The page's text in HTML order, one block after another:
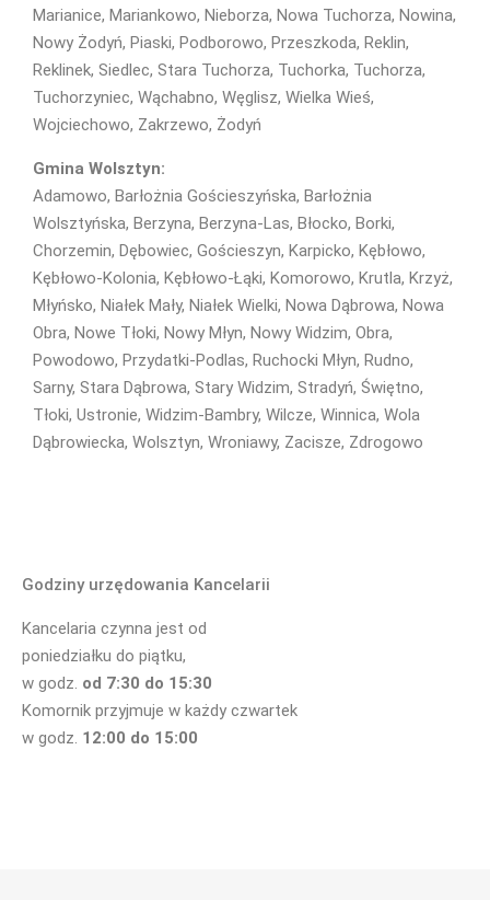
Marianice, Mariankowo, Nieborza, Nowa Tuchorza, Nowina,
Nowy Żodyń, Piaski, Podborowo, Przeszkoda, Reklin,
Reklinek, Siedlec, Stara Tuchorza, Tuchorka, Tuchorza,
Tuchorzyniec, Wąchabno, Węglisz, Wielka Wieś,
Wojciechowo, Zakrzewo, Żodyń
Gmina Wolsztyn:
Adamowo, Barłożnia Gościeszyńska, Barłożnia
Wolsztyńska, Berzyna, Berzyna-Las, Błocko, Borki,
Chorzemin, Dębowiec, Gościeszyn, Karpicko, Kębłowo,
Kębłowo-Kolonia, Kębłowo-Łąki, Komorowo, Krutla, Krzyż,
Młyńsko, Niałek Mały, Niałek Wielki, Nowa Dąbrowa, Nowa
Obra, Nowe Tłoki, Nowy Młyn, Nowy Widzim, Obra,
Powodowo, Przydatki-Podlas, Ruchocki Młyn, Rudno,
Sarny, Stara Dąbrowa, Stary Widzim, Stradyń, Świętno,
Tłoki, Ustronie, Widzim-Bambry, Wilcze, Winnica, Wola
Dąbrowiecka, Wolsztyn, Wroniawy, Zacisze, Zdrogowo
Godziny urzędowania Kancelarii
Kancelaria czynna jest od
poniedziałku do piątku,
w godz. od 7:30 do 15:30
Komornik przyjmuje w każdy czwartek
w godz. 12:00 do 15:00